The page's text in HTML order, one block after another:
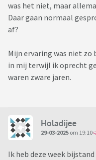
was het niet, maar
Daar gaan normaal
af?
Mijn ervaring was niet zo
in mij terwijl ik oprecht
waren zware jaren.
Holadijee
29-03-2025 om 19:10
Ik heb deze week